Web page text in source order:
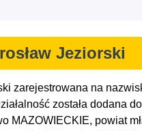
Jeziorski
zarejestrowana na
została dodana
MAZOWIECKIE, powiat